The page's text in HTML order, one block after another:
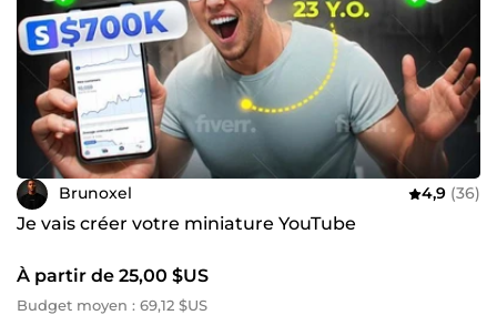
Brunoxel 4,9 (36)
Je vais créer votre miniature YouTube
À partir de 25,00 $US
Budget moyen : 69,12 $US